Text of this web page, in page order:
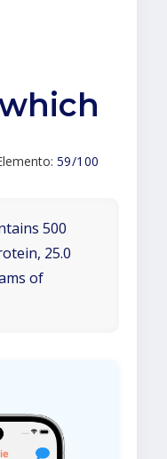
59/100
500
25.0
of